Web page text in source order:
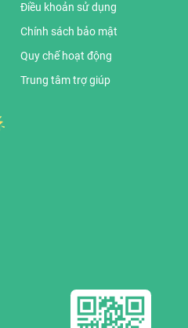
Điều khoản sử dụng
Chính sách bảo mật
Quy chế hoạt động
Trung tâm trợ giúp